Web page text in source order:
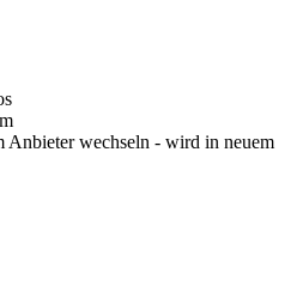
Anbieter wechseln - wird in neuem